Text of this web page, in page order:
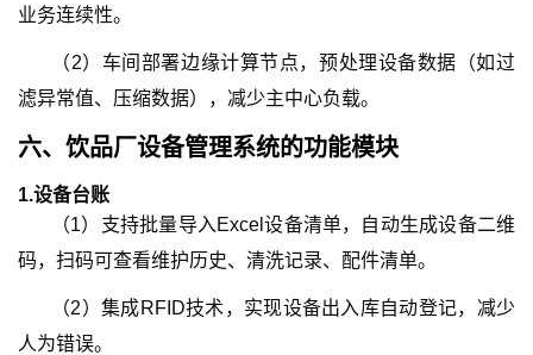
业务连续性。
（2） 车间部署边缘计算节点，预处理设备数据（如过
滤异常值、压缩数据），减少主中心负载。
六、 饮品厂设备管理系统的功能模块
1.设备台账
（1） 支持批量导入Excel设备清单，自动生成设备二维
码，扫码可查看维护历史、清洗记录、配件清单。
（2） 集成RFID技术，实现设备出入库自动登记，减少
人为错误。